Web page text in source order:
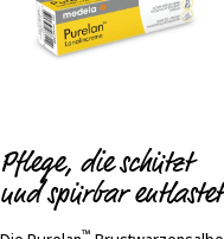
Pflege, die schützt
und spürbar entlastet
™